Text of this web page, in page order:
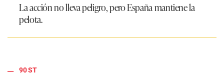
La acción no lleva peligro, pero España mantiene la
pelota.
90 ST